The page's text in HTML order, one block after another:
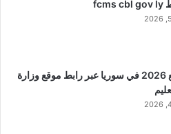
نتائج التاسع 2026 في سوريا عبر رابط موقع وزارة